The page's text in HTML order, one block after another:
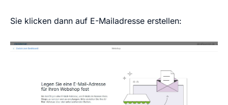
Sie klicken dann auf E-Mailadresse erstellen: